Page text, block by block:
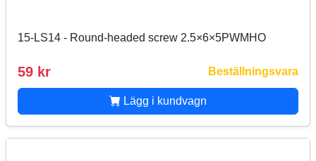
15-LS14 - Round-headed screw 2.5×6×5PWMHO
59 kr Beställningsvara
Lägg i kundvagn